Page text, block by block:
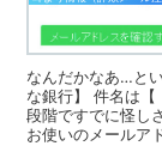
なんだかなあ…と
な銀行】 件名は
段階ですでに怪し
お使いのメールア